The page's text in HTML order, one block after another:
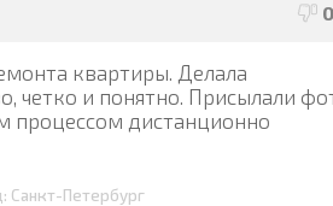
0
квартиры. Делала
четко и понятно. Присылали
процессом дистанционно
Санкт-Петербург